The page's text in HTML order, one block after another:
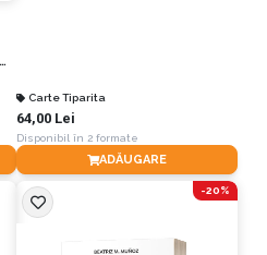
Carte Tiparita
64,00 Lei
Disponibil în 2 formate
ADĂUGARE
-20%